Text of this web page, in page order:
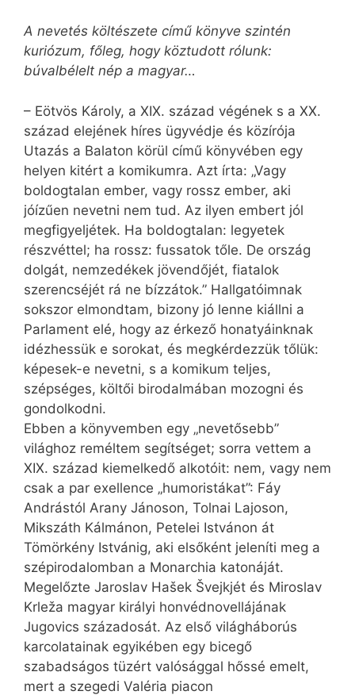
A nevetés költészete című könyve szintén
kuriózum, főleg, hogy köztudott rólunk:
búvalbélelt nép a magyar…
– Eötvös Károly, a XIX. század végének s a XX.
század elejének híres ügyvédje és közírója
Utazás a Balaton körül című könyvében egy
helyen kitért a komikumra. Azt írta: „Vagy
boldogtalan ember, vagy rossz ember, aki
jóízűen nevetni nem tud. Az ilyen embert jól
megfigyeljétek. Ha boldogtalan: legyetek
részvéttel; ha rossz: fussatok tőle. De ország
dolgát, nemzedékek jövendőjét, fiatalok
szerencséjét rá ne bízzátok.” Hallgatóimnak
sokszor elmondtam, bizony jó lenne kiállni a
Parlament elé, hogy az érkező honatyáinknak
idézhessük e sorokat, és megkérdezzük tőlük:
képesek-e nevetni, s a komikum teljes,
szépséges, költői birodalmában mozogni és
gondolkodni.
Ebben a könyvemben egy „nevetősebb”
világhoz reméltem segítséget; sorra vettem a
XIX. század kiemelkedő alkotóit: nem, vagy nem
csak a par exellence „humoristákat”: Fáy
Andrástól Arany Jánoson, Tolnai Lajoson,
Mikszáth Kálmánon, Petelei Istvánon át
Tömörkény Istvánig, aki elsőként jeleníti meg a
szépirodalomban a Monarchia katonáját.
Megelőzte Jaroslav Hašek Švejkjét és Miroslav
Krleža magyar királyi honvédnovellájának
Jugovics századosát. Az első világháborús
karcolatainak egyikében egy bicegő
szabadságos tüzért valósággal hőssé emelt,
mert a szegedi Valéria piacon